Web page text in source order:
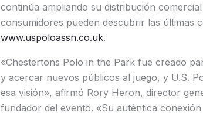
continúa ampliando su distribución
consumidores pueden descubrir las últimas
www.uspoloassn.co.uk.
«Chestertons Polo in the Park fue creado
y acercar nuevos públicos al juego, y U.S.
esa visión», afirmó Rory Heron, director
fundador del evento. «Su auténtica